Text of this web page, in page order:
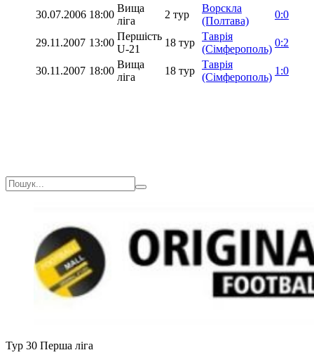
30.07.2006 18:00
Вища
ліга
2 тур
Ворскла
(Полтава)
0:0
29.11.2007 13:00
Першість
U-21
18 тур
Таврія
(Сімферополь)
0:2
30.11.2007 18:00
Вища
ліга
18 тур
Таврія
(Сімферополь)
1:0
Тур 30 Перша ліга